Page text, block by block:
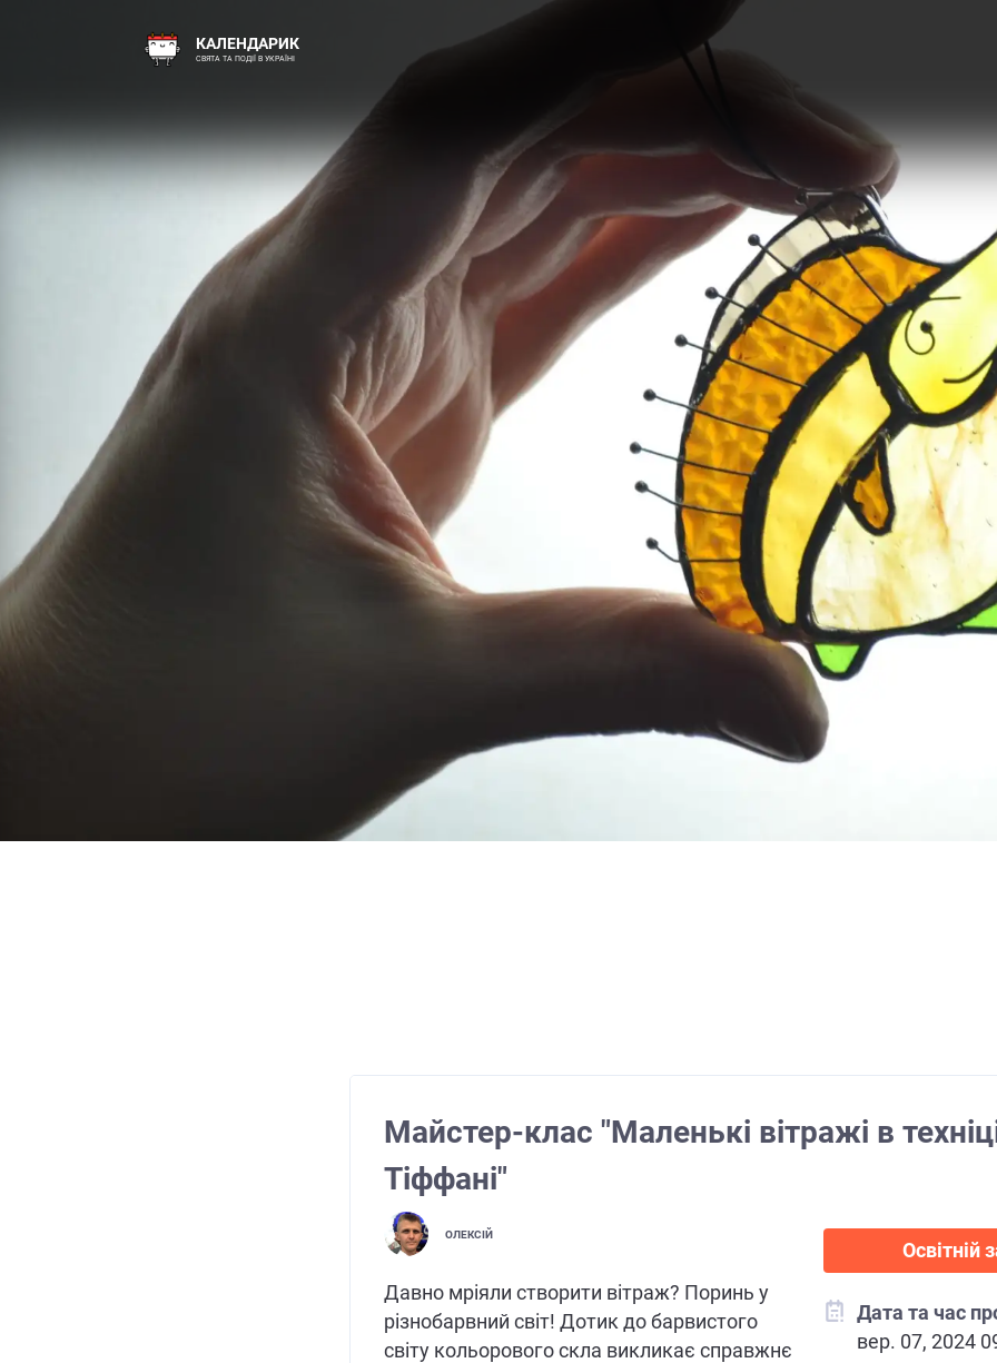
КАЛЕНДАРИК
СВЯТА ТА ПОДІЇ В УКРАЇНІ
Майстер-клас "Маленькі вітражі в
Тіффані"
ОЛЕКСІЙ
Давно мріяли створити вітраж? Поринь у
різнобарвний світ! Дотик до барвистого
світу кольорового скла викликає справжнє
Освітній
Дата та час
вер. 07, 2024